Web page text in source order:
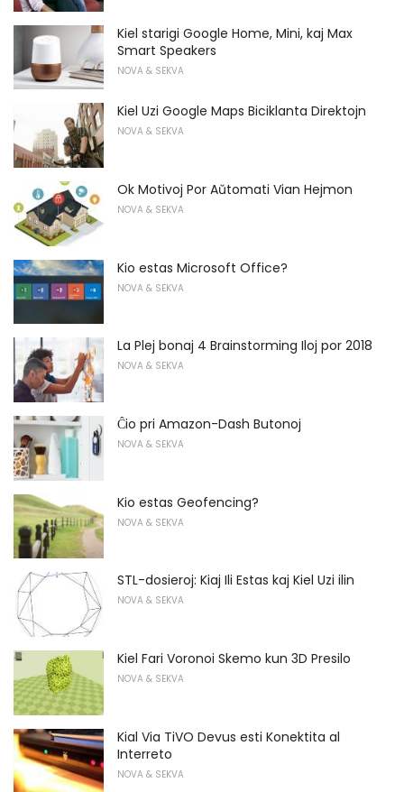
Kiel starigi Google Home, Mini, kaj Max
Smart Speakers
NOVA & SEKVA
Kiel Uzi Google Maps Biciklanta Direktojn
NOVA & SEKVA
Ok Motivoj Por Aŭtomati Vian Hejmon
NOVA & SEKVA
Kio estas Microsoft Office?
NOVA & SEKVA
La Plej bonaj 4 Brainstorming Iloj por 2018
NOVA & SEKVA
Ĉio pri Amazon-Dash Butonoj
NOVA & SEKVA
Kio estas Geofencing?
NOVA & SEKVA
STL-dosieroj: Kiaj Ili Estas kaj Kiel Uzi ilin
NOVA & SEKVA
Kiel Fari Voronoi Skemo kun 3D Presilo
NOVA & SEKVA
Kial Via TiVO Devus esti Konektita al
Interreto
NOVA & SEKVA